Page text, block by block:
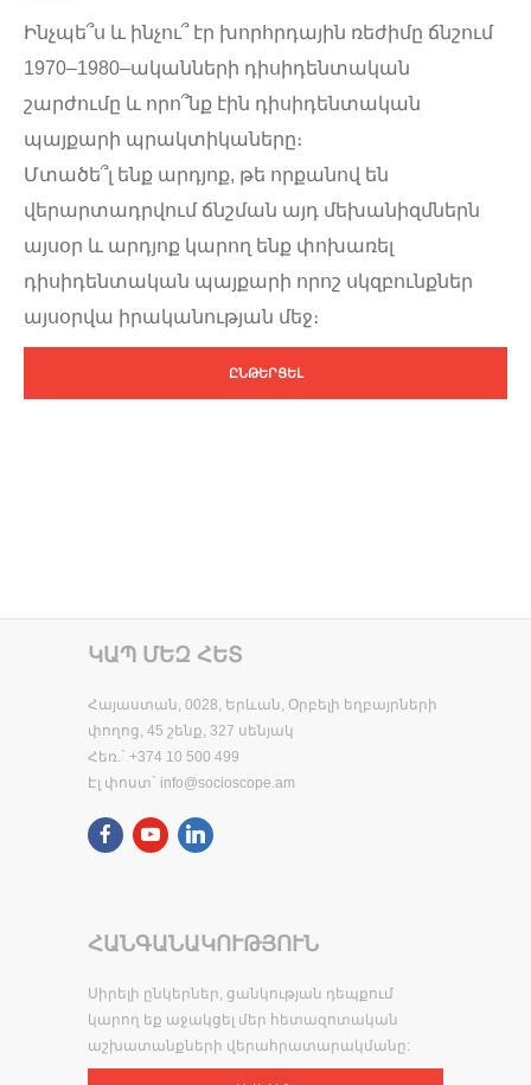
Ինչպե՞ս և ինչու՞ էր խորհրդային ռեժիմը ճնշում
1970–1980–ականների դիսիդենտական
շարժումը և որո՞նք էին դիսիդենտական
պայքարի պրակտիկաները։
Մտածե՞լ ենք արդյոք, թե որքանով են
վերարտադրվում ճնշման այդ մեխանիզմներն
այսօր և արդյոք կարող ենք փոխառել
դիսիդենտական պայքարի որոշ սկզբունքներ
այսօրվա իրականության մեջ։
ԸՆԹԵՐՑԵԼ
ԿԱՊ ՄԵԶ ՀԵՏ
Հայաստան, 0028, Երևան, Օրբելի եղբայրների
փողոց, 45 շենք, 327 սենյակ
Հեռ.` +374 10 500 499
Էլ փոստ` info@socioscope.am
ՀԱՆԳԱՆԱԿՈՒԹՅՈՒՆ
Սիրելի ընկերներ, ցանկության դեպքում
կարող եք աջակցել մեր հետազոտական
աշխատանքների վերահրատարակմանը: